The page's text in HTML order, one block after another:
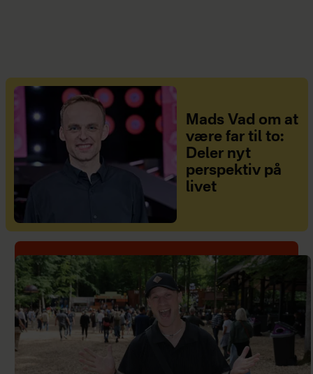
Mads Vad om at
være far til to:
Deler nyt
perspektiv på
livet